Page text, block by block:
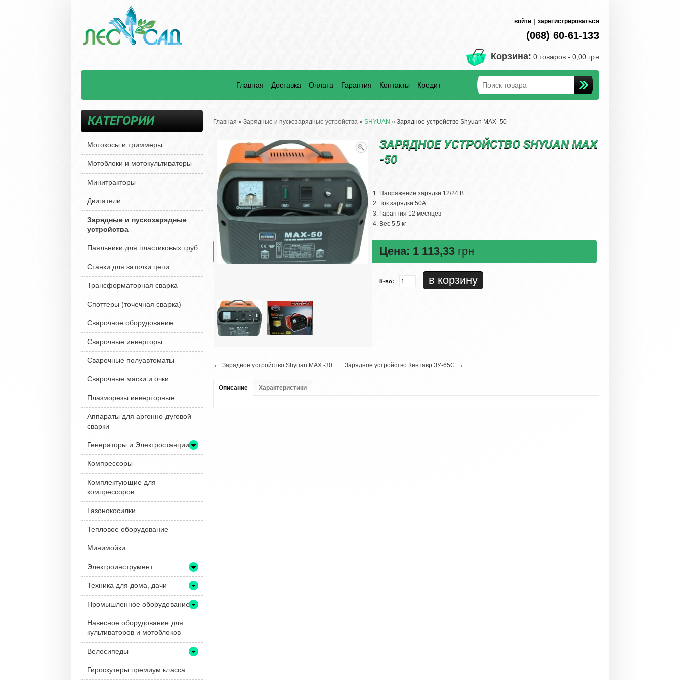
войти зарегистрироваться
(068) 60-61-133
Корзина: 0 товаров - 0,00 грн
Главная Доставка Оплата Гарантия Контакты Кредит
КАТЕГОРИИ
Мотокосы и триммеры
Мотоблоки и мотокультиваторы
Минитракторы
Двигатели
Зарядные и пускозарядные
устройства
Паяльники для пластиковых труб
Станки для заточки цепи
Трансформаторная сварка
Споттеры (точечная сварка)
Сварочное оборудование
Сварочные инверторы
Сварочные полуавтоматы
Сварочные маски и очки
Плазморезы инверторные
Аппараты для аргонно-дуговой
сварки
Генераторы и Электростанции
Компрессоры
Комплектующие для
компрессоров
Газонокосилки
Тепловое оборудование
Минимойки
Электроинструмент
Техника для дома, дачи
Промышленное оборудование
Навесное оборудование для
культиваторов и мотоблоков
Велосипеды
Гироскутеры премиум класса
Главная » Зарядные и пускозарядные устройства » SHYUAN » Зарядное устройство Shyuan MAX -50
ЗАРЯДНОЕ УСТРОЙСТВО SHYUAN MAX
-50
Напряжение зарядки 12/24 В
Ток зарядки 50А
Гарантия 12 месяцев
Вес 5,5 кг
Цена: 1 113,33 грн
К-во:
← Зарядное устройство Shyuan MAX -30 Зарядное устройство Кентавр ЗУ-65С →
Описание Характеристики